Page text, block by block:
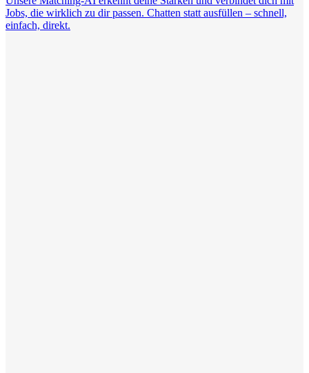
Jobs, die wirklich zu dir passen. Chatten statt ausfüllen – schnell,
einfach, direkt.